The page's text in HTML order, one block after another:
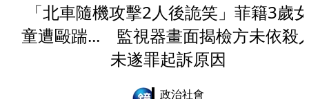
「北車隨機攻擊2人後詭笑」菲籍3歲
童遭毆踹... 監視器畫面揭檢方未依殺
未遂罪起訴原因
政治社會